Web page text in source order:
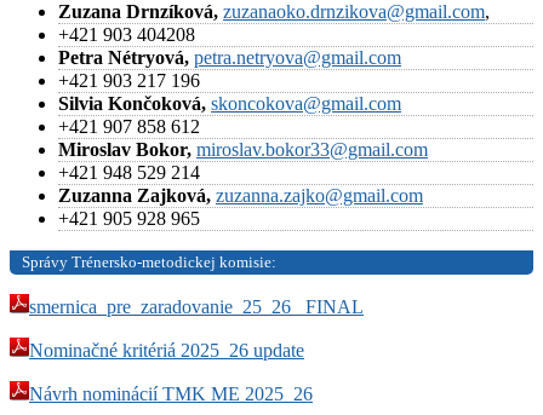
Zuzana Drnzíková, zuzanaoko.drnzikova@gmail.com,
+421 903 404208
Petra Nétryová, petra.netryova@gmail.com
+421 903 217 196
Silvia Končoková, skoncokova@gmail.com
+421 907 858 612
Miroslav Bokor, miroslav.bokor33@gmail.com
+421 948 529 214
Zuzanna Zajková, zuzanna.zajko@gmail.com
+421 905 928 965
Správy Trénersko-metodickej komisie:
smernica_pre_zaradovanie_25_26_ FINAL
Nominačné kritériá 2025_26 update
Návrh nominácií TMK ME 2025_26